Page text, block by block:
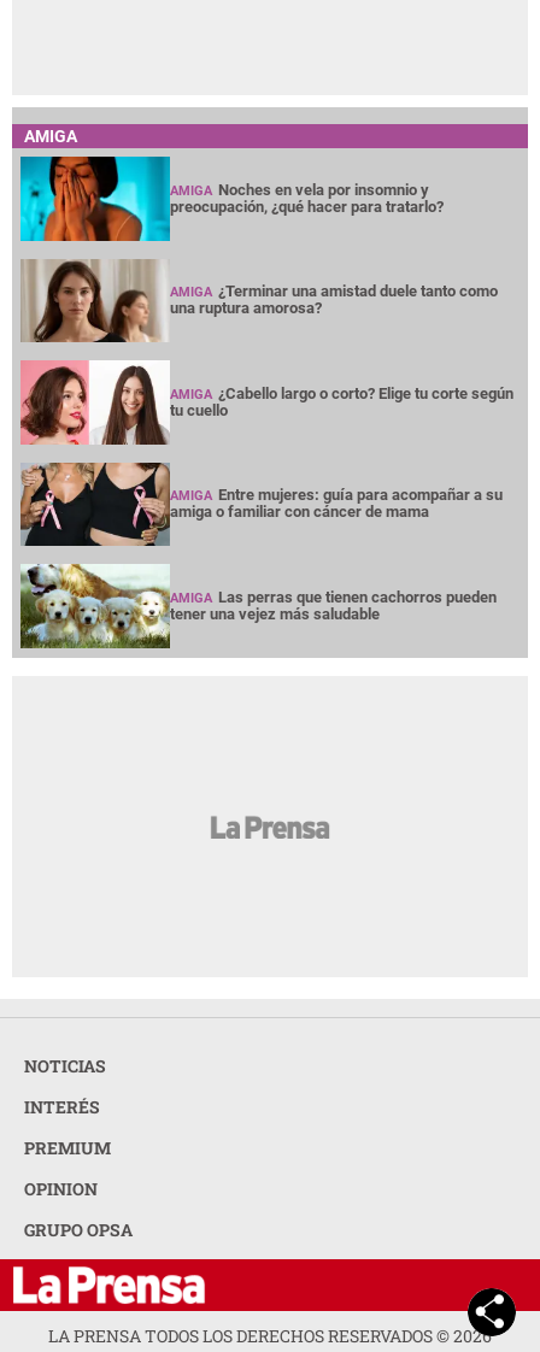
AMIGA
AMIGA Noches en vela por insomnio y
preocupación, ¿qué hacer para tratarlo?
AMIGA ¿Terminar una amistad duele tanto como
una ruptura amorosa?
AMIGA ¿Cabello largo o corto? Elige tu corte según
tu cuello
AMIGA Entre mujeres: guía para acompañar a su
amiga o familiar con cáncer de mama
AMIGA Las perras que tienen cachorros pueden
tener una vejez más saludable
NOTICIAS
INTERÉS
PREMIUM
OPINION
GRUPO OPSA
LA PRENSA TODOS LOS DERECHOS RESERVADOS ©2026